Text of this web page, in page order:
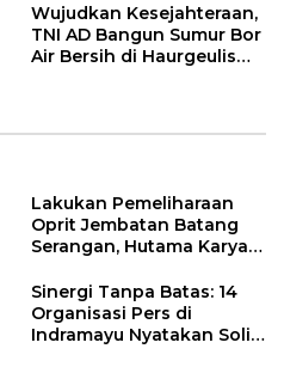
Wujudkan Kesejahteraan,
TNI AD Bangun Sumur Bor
Air Bersih di Haurgeulis
Lakukan Pemeliharaan
Oprit Jembatan Batang
Serangan, Hutama Karya
55 Tol Binjai–Langsa
Sinergi Tanpa Batas: 14
Organisasi Pers di
Indramayu Nyatakan Solid